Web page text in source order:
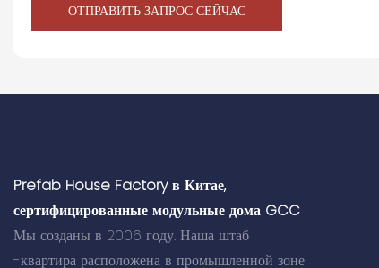
ОТПРАВИТЬ ЗАПРОС СЕЙЧАС
Prefab House Factory в Китае,
сертифицированные модульные дома GCC
Мы созданы в 2006 году. Наша штаб
-квартира расположена в промышленной зоне